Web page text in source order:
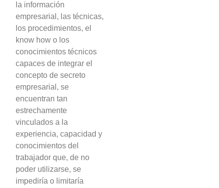
la información
empresarial, las técnicas,
los procedimientos, el
know how o los
conocimientos técnicos
capaces de integrar el
concepto de secreto
empresarial, se
encuentran tan
estrechamente
vinculados a la
experiencia, capacidad y
conocimientos del
trabajador que, de no
poder utilizarse, se
impediría o limitaría